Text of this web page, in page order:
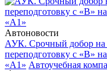
Автоновости
АУК. Срочный добор на
переподготовку с «В»
«А1» Автоучебная